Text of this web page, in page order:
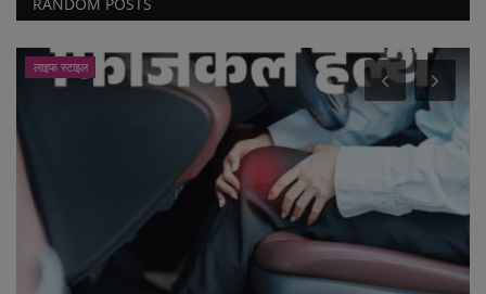
RANDOM POSTS
लाइफ स्टाइल